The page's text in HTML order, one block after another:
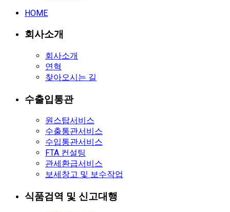
HOME
회사소개
회사소개
연혁
찾아오시는 길
수출입통관
원스탑서비스
수출통관서비스
수입통관서비스
FTA 컨설팅
관세환급서비스
보세창고 및 보수작업
식품검역 및 신고대행